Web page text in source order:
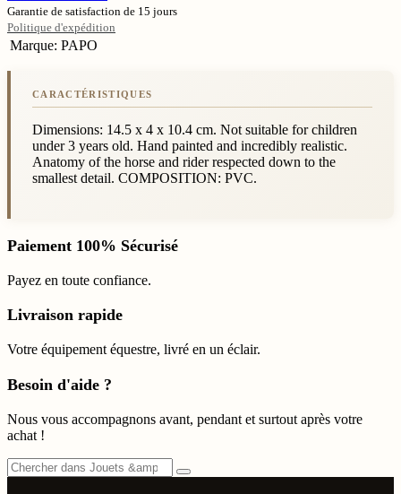
Garantie de satisfaction de 15 jours
Politique d'expédition
Marque: PAPO
Dimensions: 14.5 x 4 x 10.4 cm. Not suitable for children
under 3 years old. Hand painted and incredibly realistic.
Anatomy of the horse and rider respected down to the
smallest detail. COMPOSITION: PVC.
Paiement 100% Sécurisé
Payez en toute confiance.
Livraison rapide
Votre équipement équestre, livré en un éclair.
Besoin d'aide ?
Nous vous accompagnons avant, pendant et surtout après votre
achat !